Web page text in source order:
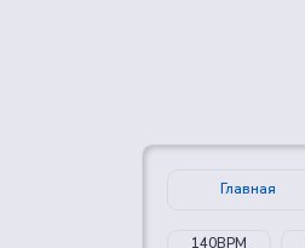
Главная
140BPM